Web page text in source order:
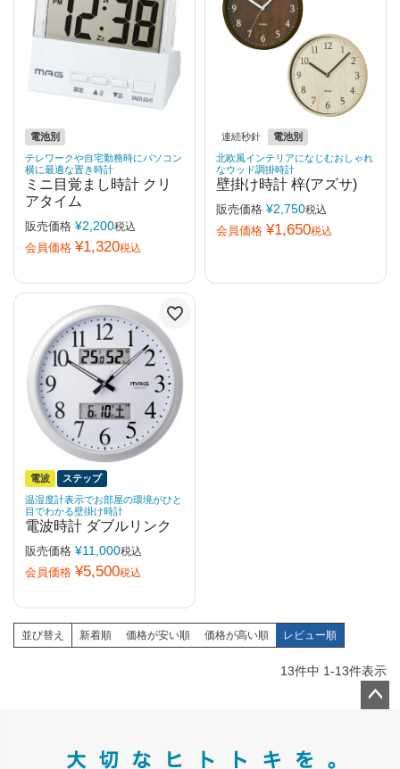
電池別
テレワークや自宅勤務時にパソコン
横に最適な置き時計
ミニ目覚まし時計 クリ
アタイム
販売価格 ¥2,200税込
会員価格 ¥1,320税込
連続秒針
電池別
北欧風インテリアになじむおしゃれ
なウッド調掛時計
壁掛け時計 梓(アズサ)
販売価格 ¥2,750税込
会員価格 ¥1,650税込
電波
ステップ
温湿度計表示でお部屋の環境がひと
目でわかる壁掛け時計
電波時計 ダブルリンク
販売価格 ¥11,000税込
会員価格 ¥5,500税込
並び替え 新着順 価格が安い順 価格が高い順 レビュー順
13件中 1-13件表示